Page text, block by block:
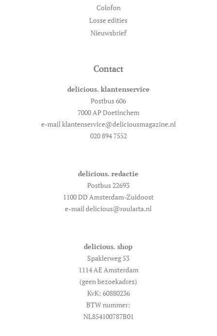
Colofon
Losse edities
Nieuwsbrief
Contact
delicious. klantenservice
Postbus 606
7000 AP Doetinchem
e-mail klantenservice@deliciousmagazine.nl
020 894 7552
delicious. redactie
Postbus 22693
1100 DD Amsterdam-Zuidoost
e-mail delicious@roularta.nl
delicious. shop
Spaklerweg 53
1114 AE Amsterdam
(geen bezoekadres)
KvK: 60880236
BTW nummer:
NL854100787B01